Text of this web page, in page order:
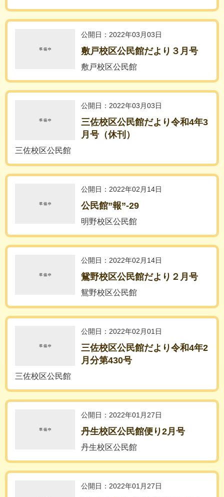
公開日：2022年03月03日
敷戸校区公民館だより３月号
敷戸校区公民館
公開日：2022年03月03日
三佐校区公民館だより令和4年3
月号（休刊）
三佐校区公民館
公開日：2022年02月14日
公民館”報”-29
明野校区公民館
公開日：2022年02月14日
鴛野校区公民館だより２月号
鴛野校区公民館
公開日：2022年02月01日
三佐校区公民館だより令和4年2
月分第430号
三佐校区公民館
公開日：2022年01月27日
丹生校区公民館便り2月号
丹生校区公民館
公開日：2022年01月27日